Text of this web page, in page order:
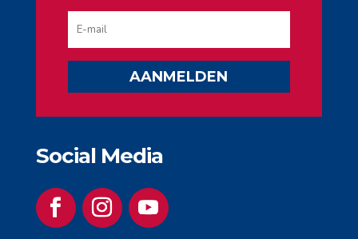
AANMELDEN
Social Media